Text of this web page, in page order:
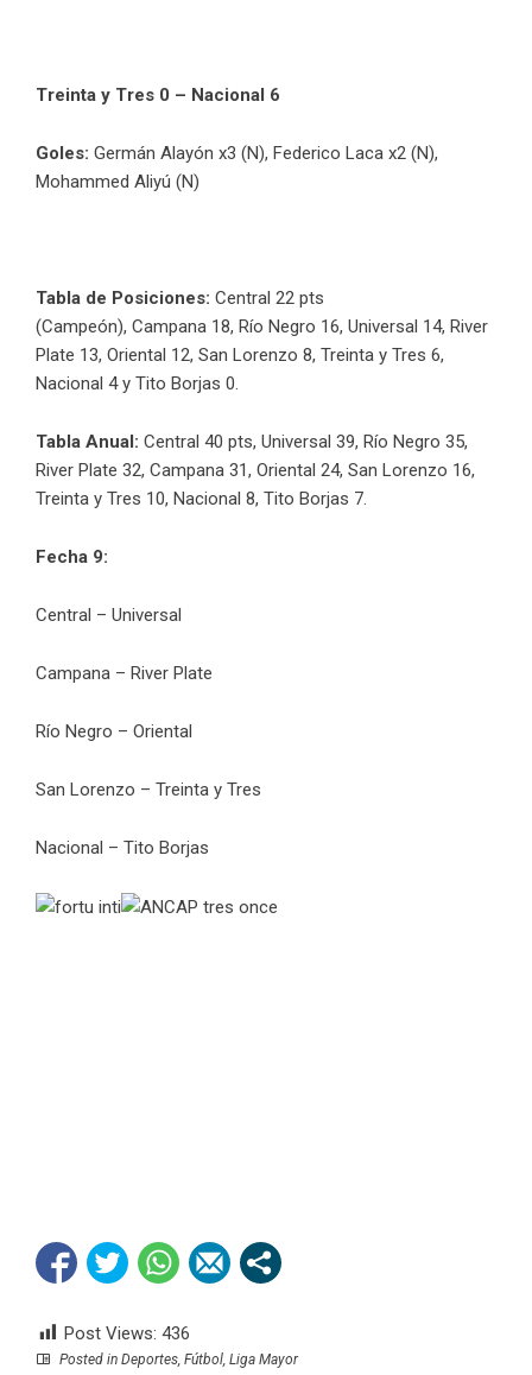
Treinta y Tres 0 – Nacional 6
Goles: Germán Alayón x3 (N), Federico Laca x2 (N),
Mohammed Aliyú (N)
Tabla de Posiciones: Central 22 pts
(Campeón), Campana 18, Río Negro 16, Universal 14, River
Plate 13, Oriental 12, San Lorenzo 8, Treinta y Tres 6,
Nacional 4 y Tito Borjas 0.
Tabla Anual: Central 40 pts, Universal 39, Río Negro 35,
River Plate 32, Campana 31, Oriental 24, San Lorenzo 16,
Treinta y Tres 10, Nacional 8, Tito Borjas 7.
Fecha 9:
Central – Universal
Campana – River Plate
Río Negro – Oriental
San Lorenzo – Treinta y Tres
Nacional – Tito Borjas
Post Views: 436
Posted in Deportes Fútbol Liga Mayor